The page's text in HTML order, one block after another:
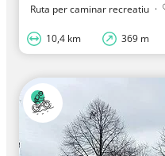
Ruta per caminar recreatiu ·
10,4 km 369 m